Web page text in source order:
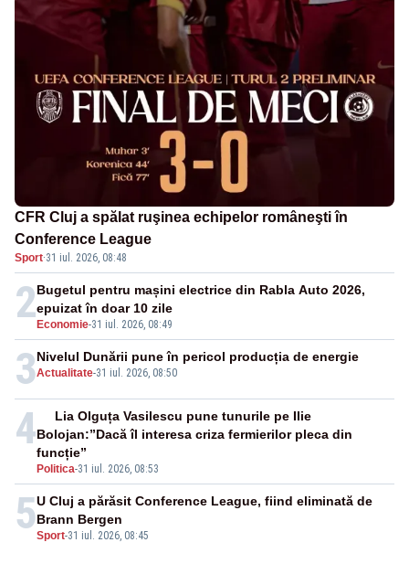
CFR Cluj a spălat ruşinea echipelor româneşti în
Conference League
Sport·31 iul. 2026, 08:48
2 Economie-31 iul. 2026, 08:49
Bugetul pentru mașini electrice din Rabla Auto 2026,
epuizat în doar 10 zile
3Actualitate-31 iul. 2026, 08:50
Nivelul Dunării pune în pericol producția de energie
4
Politica-31 iul. 2026, 08:53
Lia Olguța Vasilescu pune tunurile pe Ilie
Bolojan:”Dacă îl interesa criza fermierilor pleca din
funcție”
5Sport-31 iul. 2026, 08:45
U Cluj a părăsit Conference League, fiind eliminată de
Brann Bergen